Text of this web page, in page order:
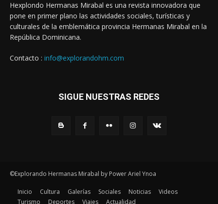
Hexplondo Hermanas Mirabal es una revista innovadora que
pone en primer plano las actividades sociales, turísticas y
culturales de la emblemática provincia Hermanas Mirabal en la
República Dominicana.
Contacto : info@explorandohm.com
SIGUE NUESTRAS REDES
©Explorando Hermanas Mirabal by Power Ariel Ynoa
Inicio Cultura Galerías Sociales Noticias
Videos
Turismo
Deportes Viajes Actualidad